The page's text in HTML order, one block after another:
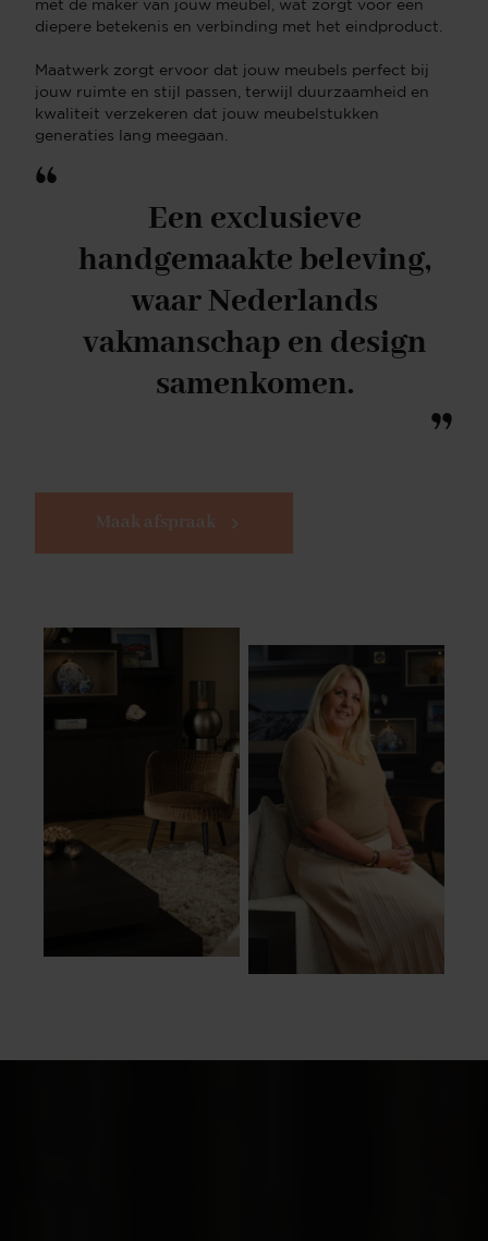
met de maker van jouw meubel, wat zorgt voor een
diepere betekenis en verbinding met het eindproduct.
Maatwerk zorgt ervoor dat jouw meubels perfect bij
jouw ruimte en stijl passen, terwijl duurzaamheid en
kwaliteit verzekeren dat jouw meubelstukken
generaties lang meegaan.
“
Een exclusieve
handgemaakte beleving,
waar Nederlands
vakmanschap en design
samenkomen.
”
Maak afspraak